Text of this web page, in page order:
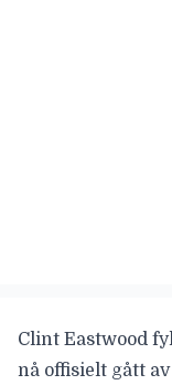
Clint Eastwood
nå offisielt gått